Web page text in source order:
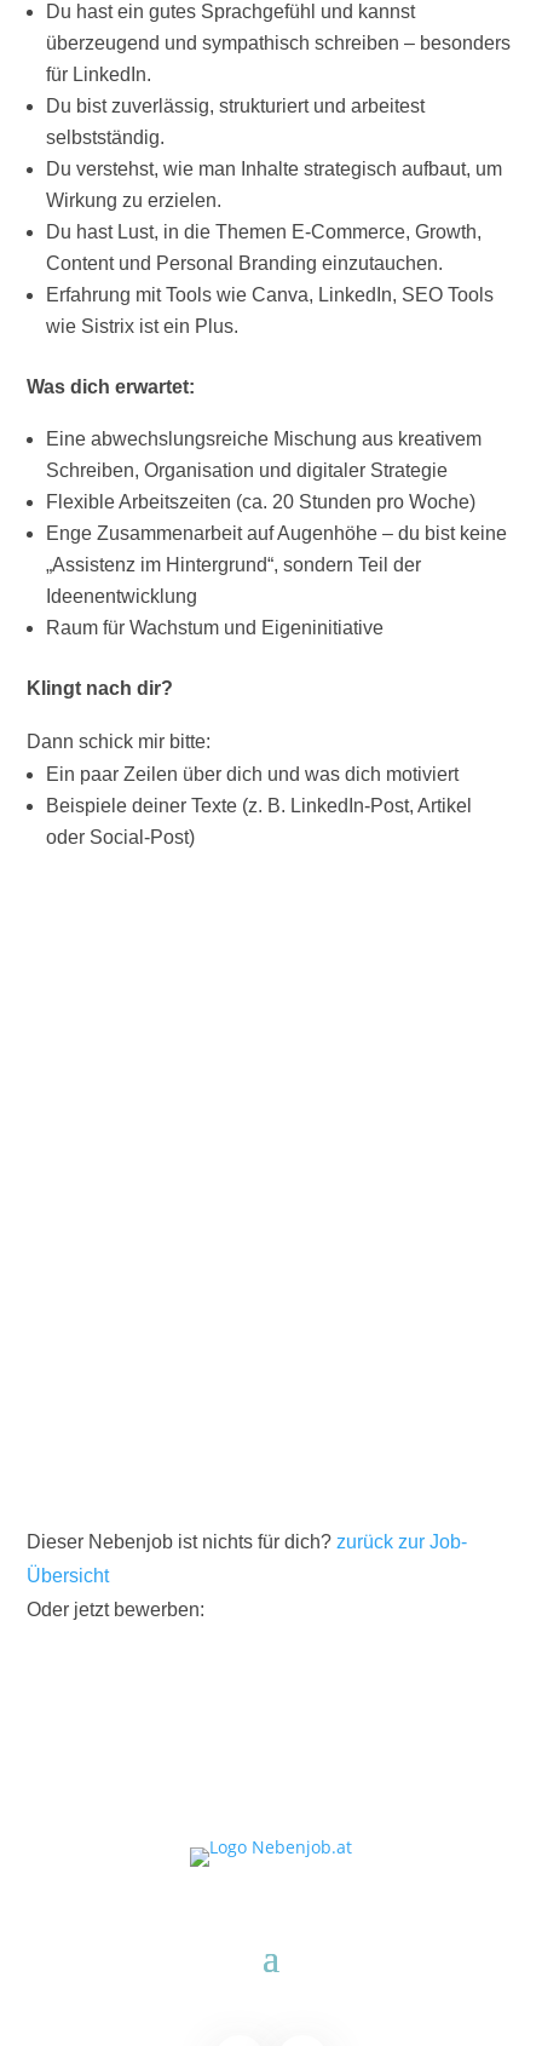
Du hast ein gutes Sprachgefühl und kannst
überzeugend und sympathisch schreiben – besonders
für LinkedIn.
Du bist zuverlässig, strukturiert und arbeitest
selbstständig.
Du verstehst, wie man Inhalte strategisch aufbaut, um
Wirkung zu erzielen.
Du hast Lust, in die Themen E-Commerce, Growth,
Content und Personal Branding einzutauchen.
Erfahrung mit Tools wie Canva, LinkedIn, SEO Tools
wie Sistrix ist ein Plus.
Was dich erwartet:
Eine abwechslungsreiche Mischung aus kreativem
Schreiben, Organisation und digitaler Strategie
Flexible Arbeitszeiten (ca. 20 Stunden pro Woche)
Enge Zusammenarbeit auf Augenhöhe – du bist keine
„Assistenz im Hintergrund“, sondern Teil der
Ideenentwicklung
Raum für Wachstum und Eigeninitiative
Klingt nach dir?
Dann schick mir bitte:
Ein paar Zeilen über dich und was dich motiviert
Beispiele deiner Texte (z. B. LinkedIn-Post, Artikel
oder Social-Post)
Dieser Nebenjob ist nichts für dich? zurück zur Job-
Übersicht
Oder jetzt bewerben: